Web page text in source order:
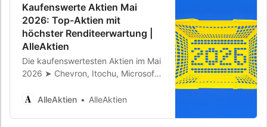
Kaufenswerte Aktien Mai
2026: Top-Aktien mit
höchster Renditeerwartung |
AlleAktien
Die kaufenswertesten Aktien im Mai
2026 ➤ Chevron, Itochu, Microsoft,
Ferrari & Hermès. Renditeerwartung
AlleAktien AlleAktien